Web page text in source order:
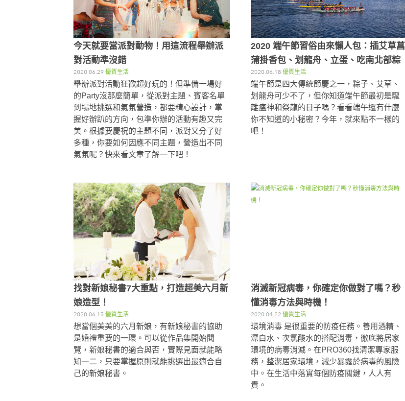
今天就要當派對動物！用這流程舉辦派
對活動準沒錯
2020.06.29 優質生活
舉辦派對活動狂歡超好玩的！但準備一場好
的Party沒那麼簡單，從派對主題、賓客名單
到場地挑選和氣氛營造，都要精心設計，掌
握好辦趴的方向，包準你辦的活動有趣又完
美。根據要慶祝的主題不同，派對又分了好
多種，你要如何因應不同主題，營造出不同
氣氛呢？快來看文章了解一下吧！
2020 端午節習俗由來懶人包：插艾草菖
蒲掛香包、划龍舟、立蛋、吃南北部粽
2020.06.18 優質生活
端午節是四大傳統節慶之一，粽子、艾草、
划龍舟可少不了，但你知道端午節最初是驅
離瘟神和祭龍的日子嗎？看看端午還有什麼
你不知道的小秘密？今年，就來點不一樣的
吧！
找對新娘秘書7大重點，打造超美六月新
娘造型！
2020.06.15 優質生活
想當個美美的六月新娘，有新娘秘書的協助
是婚禮重要的一環。可以從作品集開始閱
覽，新娘秘書的適合與否，實際見面就能略
知一二，只要掌握原則就能挑選出最適合自
己的新娘秘書。
消滅新冠病毒，你確定你做對了嗎？秒
懂消毒方法與時機！
2020.04.22 優質生活
環境消毒 是很重要的防疫任務。善用酒精、
漂白水、次氯酸水的搭配消毒，徹底將居家
環境的病毒消滅。在PRO360找清潔專家服
務，整潔居家環境，減少暴露於病毒的風險
中。在生活中落實每個防疫關鍵，人人有
責。